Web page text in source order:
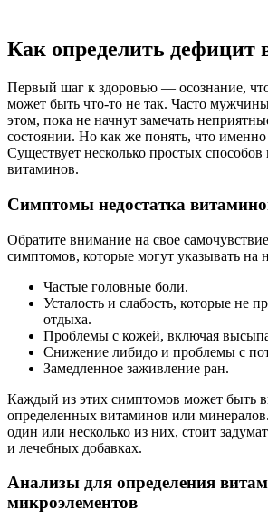
Как определить дефицит
Первый шаг к здоровью — осознание,
может быть что-то не так. Часто
этом, пока не начнут замечать
состоянии. Но как же понять, что именно
Существует несколько простых
витаминов.
Симптомы недостатка
Обратите внимание на свое
симптомов, которые могут указывать на
Частые головные боли.
Усталость и слабость, которые не
отдыха.
Проблемы с кожей, включая
Снижение либидо и проблемы с
Замедленное заживление ран.
Каждый из этих симптомов может быть
определенных витаминов или
один или несколько из них, стоит
и лечебных добавках.
Анализы для определения
микроэлементов